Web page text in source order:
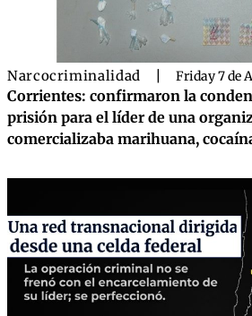
Narcocriminalidad Friday 7 de
Corrientes: confirmaron la
prisión para el líder de una
comercializaba marihuana,